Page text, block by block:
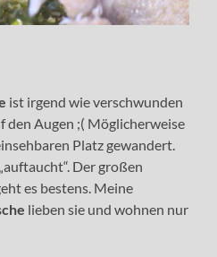
ist irgend wie verschwunden
den Augen ;( Möglicherweise
Platz gewandert.
Der großen
es bestens. Meine
lieben sie und wohnen nur